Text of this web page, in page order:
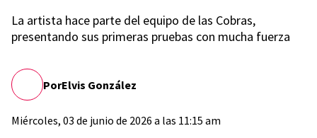
La artista hace parte del equipo de las Cobras,
presentando sus primeras pruebas con mucha fuerza
PorElvis González
Miércoles, 03 de junio de 2026 a las 11:15 am